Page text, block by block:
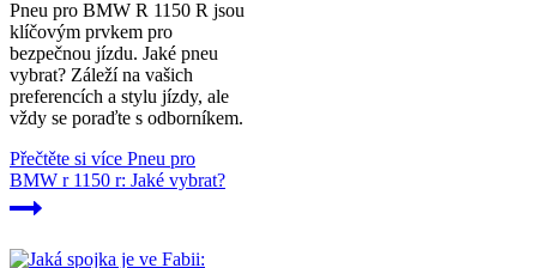
Pneu pro BMW R 1150 R jsou
klíčovým prvkem pro
bezpečnou jízdu. Jaké pneu
vybrat? Záleží na vašich
preferencích a stylu jízdy, ale
vždy se poraďte s odborníkem.
Přečtěte si více Pneu pro
BMW r 1150 r: Jaké vybrat?